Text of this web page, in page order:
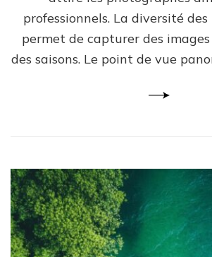
professionnels. La diversité
permet de capturer des
des saisons. Le point de vue